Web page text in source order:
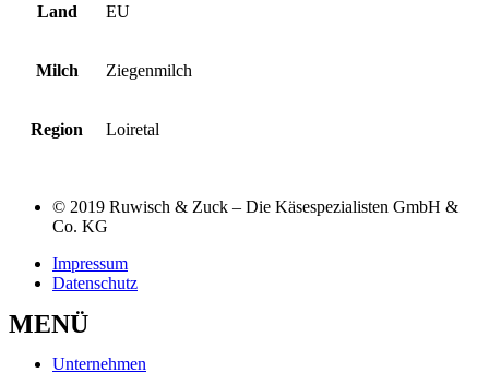
Land EU
Milch Ziegenmilch
Region Loiretal
© 2019 Ruwisch & Zuck – Die Käsespezialisten GmbH &
Co. KG
Impressum
Datenschutz
MENÜ
Unternehmen